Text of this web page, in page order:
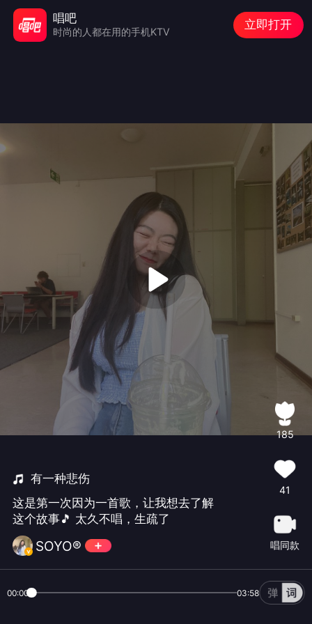
有一种悲伤
这是第一次因为一首歌，让我想去了解
这个故事🎵 太久不唱，生疏了
SOYO®
185
41
唱同款
00:00 03:58
唱吧
时尚的人都在用的手机KTV
立即打开